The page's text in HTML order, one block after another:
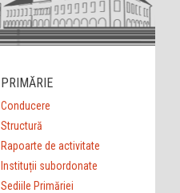
PRIMĂRIE
Conducere
Structură
Rapoarte de activitate
Instituții subordonate
Sediile Primăriei